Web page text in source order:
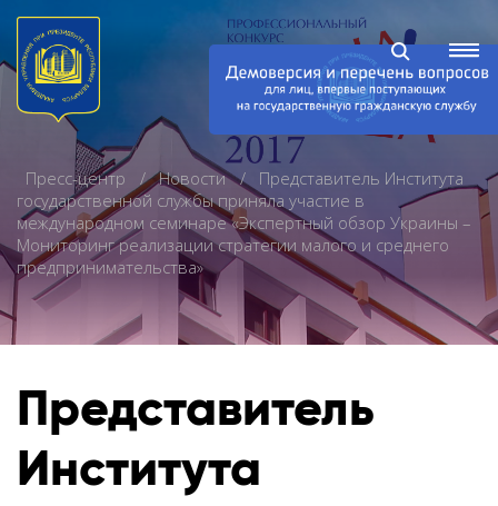
Пресс-центр Новости
Представитель Института
государственной службы приняла участие в
международном семинаре «Экспертный обзор Украины –
Мониторинг реализации стратегии малого и среднего
предпринимательства»
Представитель
Института